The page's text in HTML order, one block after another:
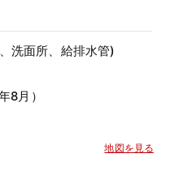
洗面所、給排水管)
8月）
地図を見る